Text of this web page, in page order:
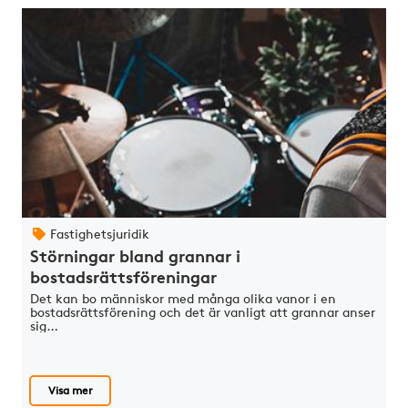
Fastighetsjuridik
Störningar bland grannar i
bostadsrättsföreningar
Det kan bo människor med många olika vanor i en
bostadsrättsförening och det är vanligt att grannar anser
sig…
Visa mer